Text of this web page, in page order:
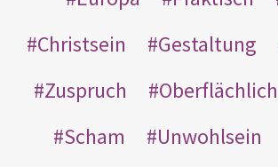
Christsein
Gestaltung
Zuspruch
Oberflächlich
Scham
Unwohlsein